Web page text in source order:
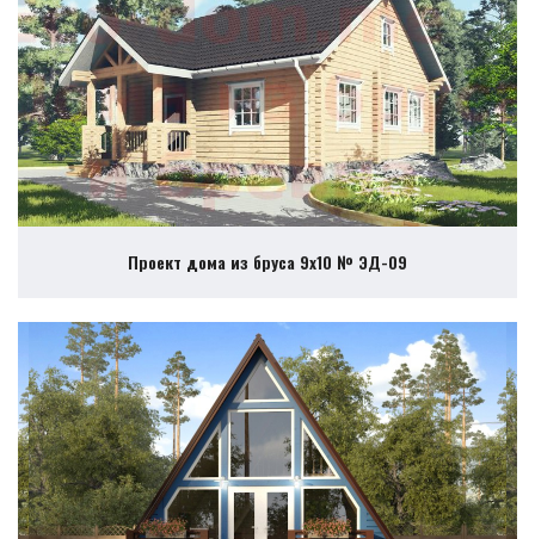
Проект дома из бруса 9х10 № ЭД-09